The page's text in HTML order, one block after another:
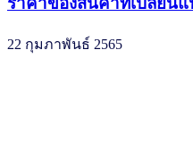
22 กุมภาพันธ์ 2565